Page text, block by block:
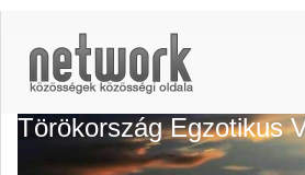
Törökország Egzotikus